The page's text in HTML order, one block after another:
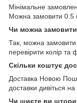
Мінімальне
Можна замовити
Чи можна замовити
Так, можна замовити
перевірити колір
Скільки коштує
Доставка Новою
доставки дивіться на
Чи шиєте ви штори